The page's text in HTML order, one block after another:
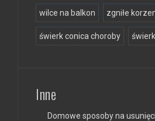
wilce na balkon zgniłe
świerk conica choroby
Inne
Domowe sposoby na